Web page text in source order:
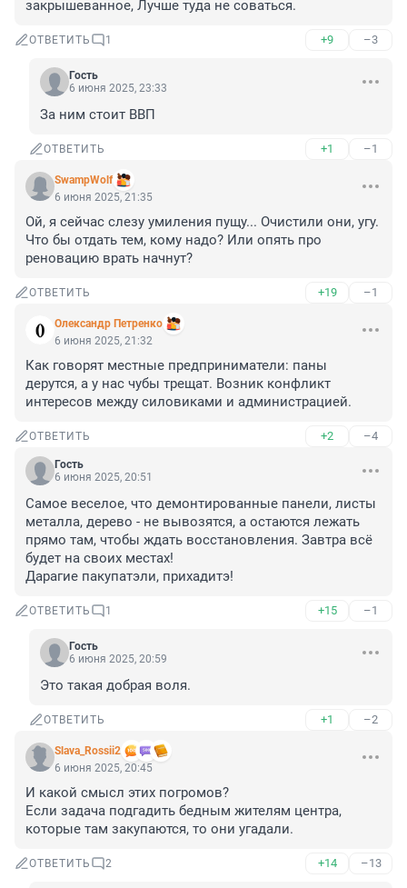
закрышеванное, Лучше туда не соваться.
ОТВЕТИТЬ 1 +9 –3
Гость
6 июня 2025, 23:33
За ним стоит ВВП
ОТВЕТИТЬ +1 –1
SwampWolf
6 июня 2025, 21:35
Ой, я сейчас слезу умиления пущу... Очистили они, угу.
Что бы отдать тем, кому надо? Или опять про
реновацию врать начнут?
ОТВЕТИТЬ +19 –1
Олександр Петренко
6 июня 2025, 21:32
Как говорят местные предприниматели: паны
дерутся, а у нас чубы трещат. Возник конфликт
интересов между силовиками и администрацией.
ОТВЕТИТЬ +2 –4
Гость
6 июня 2025, 20:51
Самое веселое, что демонтированные панели, листы
металла, дерево - не вывозятся, а остаются лежать
прямо там, чтобы ждать восстановления. Завтра всё
будет на своих местах!
Дарагие пакупатэли, прихадитэ!
ОТВЕТИТЬ 1 +15 –1
Гость
6 июня 2025, 20:59
Это такая добрая воля.
ОТВЕТИТЬ +1 –2
Slava_Rossii2
6 июня 2025, 20:45
И какой смысл этих погромов?
Если задача подгадить бедным жителям центра,
которые там закупаются, то они угадали.
ОТВЕТИТЬ 2 +14 –13